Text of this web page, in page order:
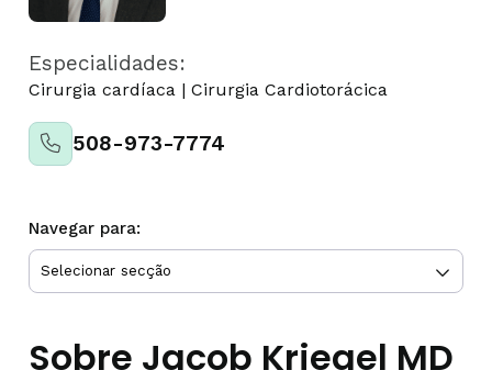
Especialidades:
Cirurgia cardíaca | Cirurgia Cardiotorácica
508-973-7774
Navegar para:
Sobre Jacob Kriegel MD